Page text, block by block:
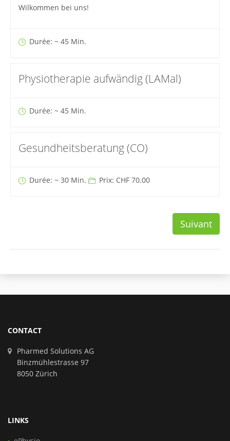
Wilkommen bei uns!
Durée: ~ 45 Min.
Physiotherapie aufwändig (LAMal)
Durée: ~ 45 Min.
Gesundheitsberatung (CO)
Durée: ~ 30 Min. Prix: CHF 70.00
Suivant
CONTACT
Pharmed Solutions AG
Binzmühlestrasse 97
8050 Zürich
LINKS